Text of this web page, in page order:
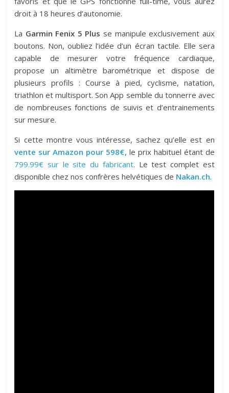
droit à 18 heures d’autonomie.
La Garmin Fenix 5 Plus se manipule exclusivement aux
boutons. Non, oubliez l’idée d’un écran tactile. Elle sera
capable de mesurer votre fréquence cardiaque,
propose un altimètre barométrique et dispose de
plusieurs profils : Course à pied, cyclisme, natation,
triathlon et multisport. Son App semble du tonnerre avec
de nombreuses fonctions de suivis et d’entrainements
sur mesure.
Si cette montre vous intéresse, sachez qu’elle est en
vente sur Amazon pour 598€, le prix habituel étant de
799.99€ sur le site du fabricant. Le test complet est
disponible chez nos confrères helvétiques de Nakan.ch.